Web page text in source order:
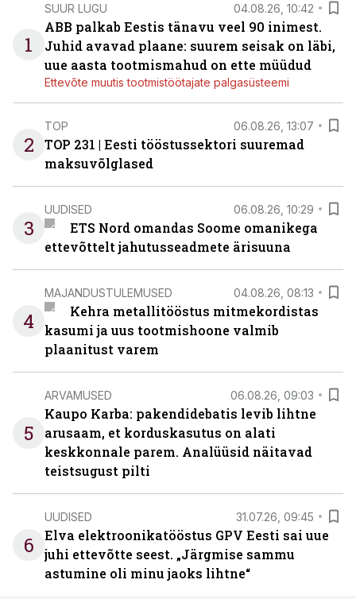
1
SUUR LUGU 04.08.26, 10:42
ABB palkab Eestis tänavu veel 90 inimest.
Juhid avavad plaane: suurem seisak on läbi,
uue aasta tootmismahud on ette müüdud
Ettevõte muutis tootmistöötajate palgasüsteemi
2
TOP 06.08.26, 13:07
TOP 231 | Eesti tööstussektori suuremad
maksuvõlglased
3
UUDISED 06.08.26, 10:29
ETS Nord omandas Soome omanikega
ettevõttelt jahutusseadmete ärisuuna
4
MAJANDUSTULEMUSED 04.08.26, 08:13
Kehra metallitööstus mitmekordistas
kasumi ja uus tootmishoone valmib
plaanitust varem
5
ARVAMUSED 06.08.26, 09:03
Kaupo Karba: pakendidebatis levib lihtne
arusaam, et korduskasutus on alati
keskkonnale parem. Analüüsid näitavad
teistsugust pilti
6
UUDISED 31.07.26, 09:45
Elva elektroonikatööstus GPV Eesti sai uue
juhi ettevõtte seest. „Järgmise sammu
astumine oli minu jaoks lihtne“